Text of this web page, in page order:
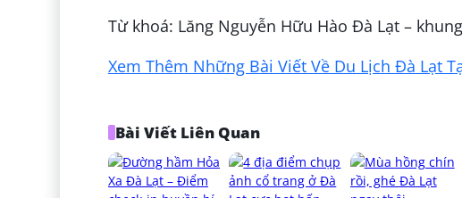
Từ khoá: Lăng Nguyễn Hữu Hào Đà Lạt –
Xem Thêm Những Bài Viết Về Du Lịch Đà Lạt
Bài Viết Liên Quan